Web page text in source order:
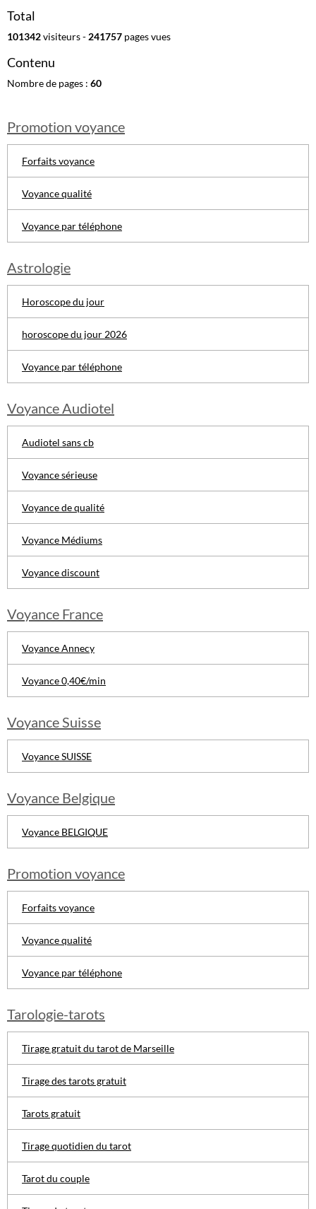
Total
101342visiteurs - 241757 pages vues
Contenu
Nombre de pages : 60
Promotion voyance
Forfaits voyance
Voyance qualité
Voyance par téléphone
Astrologie
Horoscope du jour
horoscope du jour 2026
Voyance par téléphone
Voyance Audiotel
Audiotel sans cb
Voyance sérieuse
Voyance de qualité
Voyance Médiums
Voyance discount
Voyance France
Voyance Annecy
Voyance 0,40€/min
Voyance Suisse
Voyance SUISSE
Voyance Belgique
Voyance BELGIQUE
Promotion voyance
Forfaits voyance
Voyance qualité
Voyance par téléphone
Tarologie-tarots
Tirage gratuit du tarot de Marseille
Tirage des tarots gratuit
Tarots gratuit
Tirage quotidien du tarot
Tarot du couple